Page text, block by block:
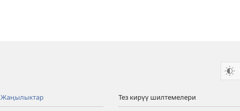
Жаңылыктар Тез кирүү шилтемелери